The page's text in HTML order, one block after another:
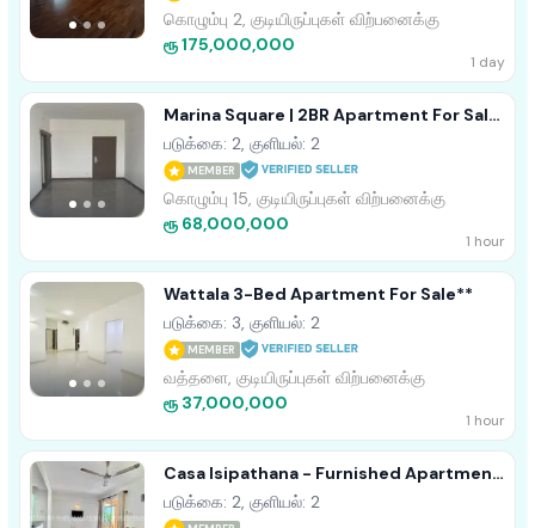
கொழும்பு 2, குடியிருப்புகள் விற்பனைக்கு
ரூ 175,000,000
1 day
Marina Square | 2BR Apartment For Sale
In Colombo 15 - EA955
படுக்கை: 2, குளியல்: 2
MEMBER
கொழும்பு 15, குடியிருப்புகள் விற்பனைக்கு
ரூ 68,000,000
1 hour
Wattala 3-Bed Apartment For Sale**
படுக்கை: 3, குளியல்: 2
MEMBER
வத்தளை, குடியிருப்புகள் விற்பனைக்கு
ரூ 37,000,000
1 hour
Casa Isipathana - Furnished Apartment
For Sale A34516
படுக்கை: 2, குளியல்: 2